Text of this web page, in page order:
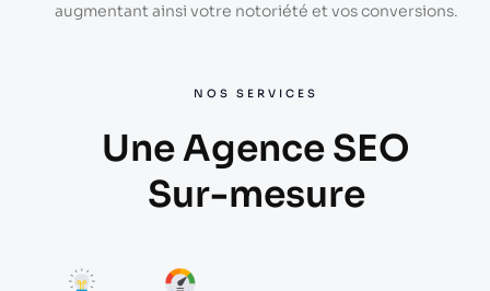
augmentant ainsi votre notoriété et vos conversions.
NOS SERVICES
Une Agence SEO
Sur-mesure